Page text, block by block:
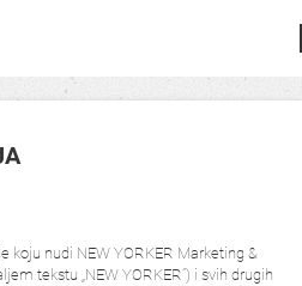
koju nudi NEW YORKER Marketing &
tekstu „NEW YORKER”) i svih drugih